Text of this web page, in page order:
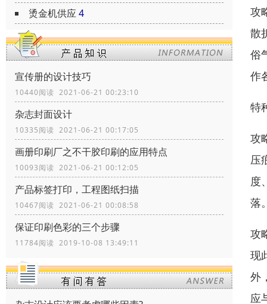
烫金机供应4
宣传册的设计技巧
10440阅读 2021-06-21 00:23:10
杂志封面设计
10335阅读 2021-06-21 00:17:05
画册印刷厂之不干胶印刷的应用特点
10093阅读 2021-06-21 00:12:05
产品标签打印，工程图纸扫描
10467阅读 2021-06-21 00:08:58
保证印刷色彩的三个步骤
11784阅读 2019-10-08 13:49:11
攻
散
俗
作
特
攻
压
度
落
攻
现
外
应